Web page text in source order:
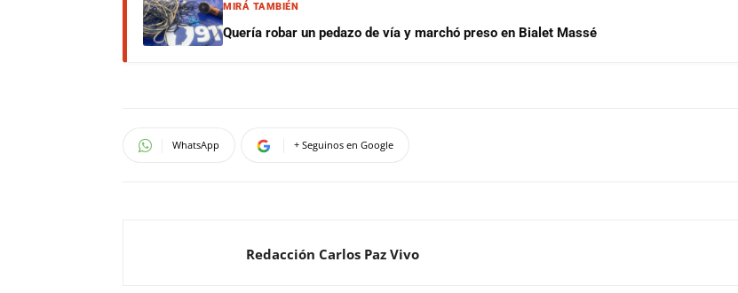
MIRÁ TAMBIÉN
Quería robar un pedazo de vía y marchó preso en Bialet Massé
WhatsApp + Seguinos en Google
Redacción Carlos Paz Vivo